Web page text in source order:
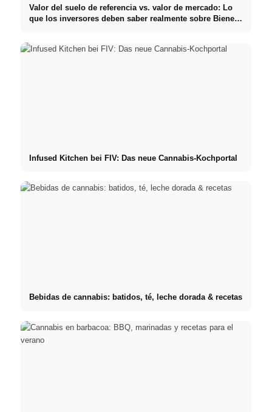
Valor del suelo de referencia vs. valor de mercado: Lo
que los inversores deben saber realmente sobre Bienes
Infused Kitchen bei FIV: Das neue Cannabis-Kochportal
Bebidas de cannabis: batidos, té, leche dorada & recetas